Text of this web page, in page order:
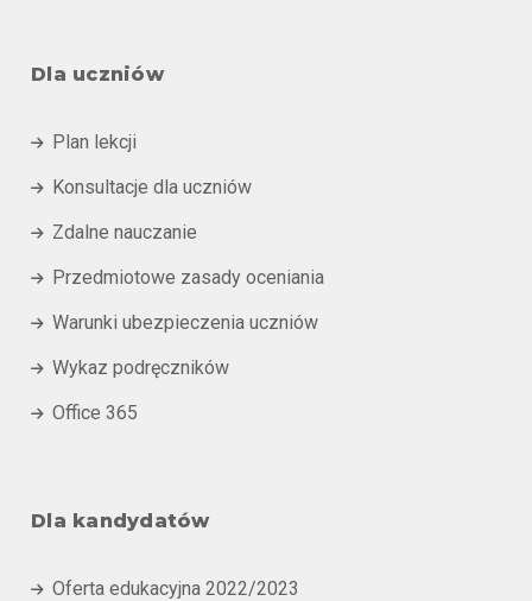
Dla uczniów
 Plan lekcji
 Konsultacje dla uczniów
 Zdalne nauczanie
 Przedmiotowe zasady oceniania
 Warunki ubezpieczenia uczniów
 Wykaz podręczników
 Office 365
Dla kandydatów
 Oferta edukacyjna 2022/2023